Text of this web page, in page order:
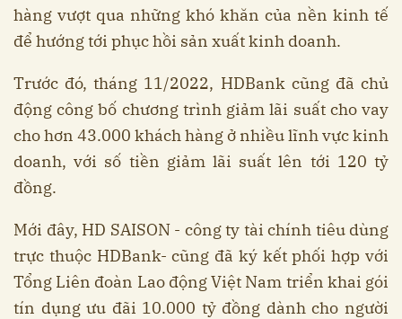
hàng vượt qua những khó khăn của nền kinh tế
để hướng tới phục hồi sản xuất kinh doanh.
Trước đó, tháng 11/2022, HDBank cũng đã chủ
động công bố chương trình giảm lãi suất cho vay
cho hơn 43.000 khách hàng ở nhiều lĩnh vực kinh
doanh, với số tiền giảm lãi suất lên tới 120 tỷ
đồng.
Mới đây, HD SAISON - công ty tài chính tiêu dùng
trực thuộc HDBank- cũng đã ký kết phối hợp với
Tổng Liên đoàn Lao động Việt Nam triển khai gói
tín dụng ưu đãi 10.000 tỷ đồng dành cho người